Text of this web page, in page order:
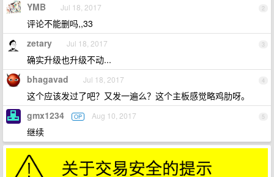
2
YMB Jul 18, 2017
评论不能删吗,,33
3
zetary Jul 18, 2017
确实升级也升级不动...
4
bhagavad Jul 18, 2017
这个应该发过了吧？又发一遍么？这个主板感觉略鸡肋呀。
5
gmx1234 OP Aug 10, 2017
继续